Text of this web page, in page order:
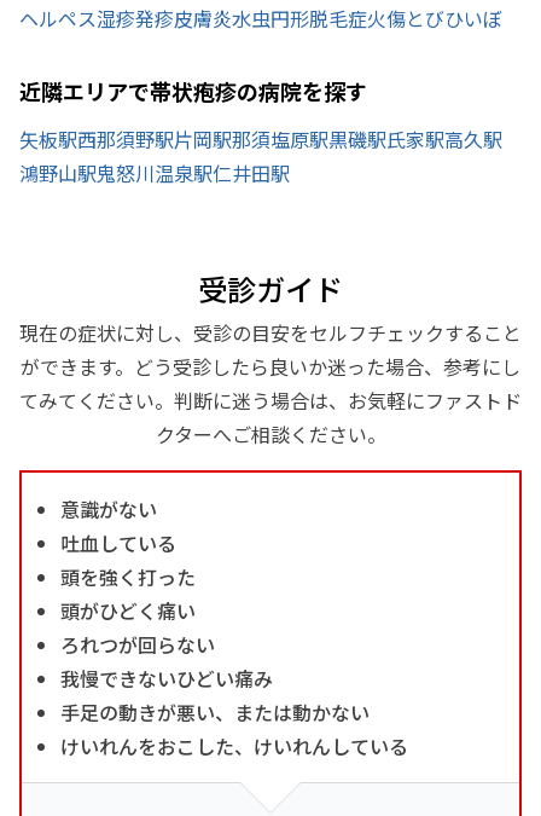
ヘルペス湿疹発疹皮膚炎水虫円形脱毛症火傷とびひいぼ
近隣エリアで帯状疱疹の病院を探す
矢板駅西那須野駅片岡駅那須塩原駅黒磯駅氏家駅高久駅
鴻野山駅鬼怒川温泉駅仁井田駅
受診ガイド
現在の症状に対し、受診の目安をセルフチェックすること
ができます。どう受診したら良いか迷った場合、参考にし
てみてください。判断に迷う場合は、お気軽にファストド
クターへご相談ください。
意識がない
吐血している
頭を強く打った
頭がひどく痛い
ろれつが回らない
我慢できないひどい痛み
手足の動きが悪い、または動かない
けいれんをおこした、けいれんしている